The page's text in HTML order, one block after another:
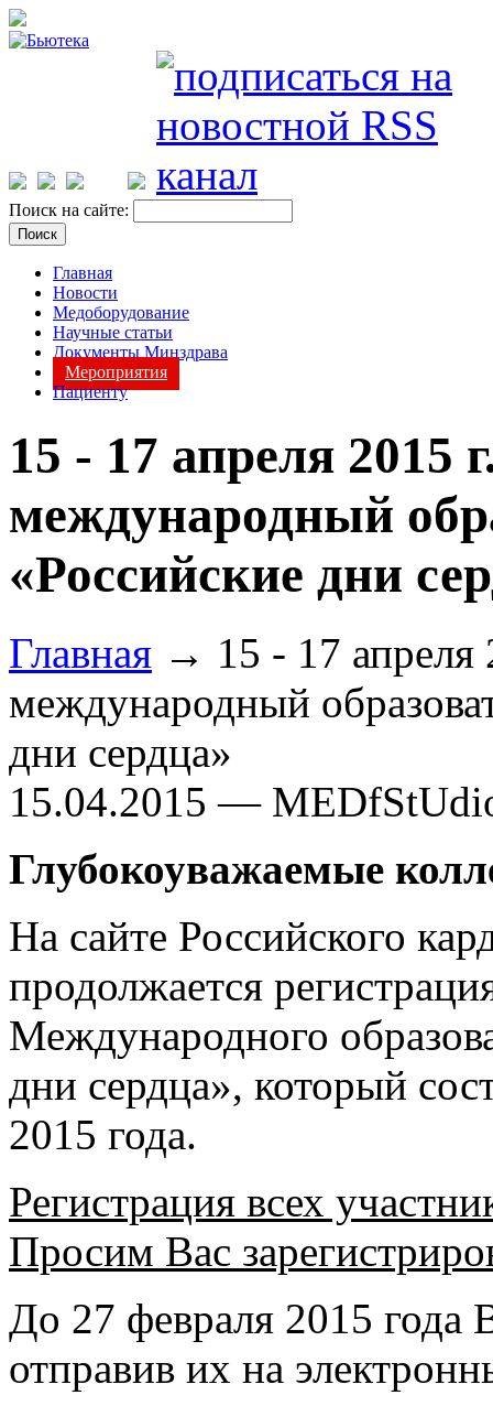
Поиск на сайте:
Главная
Новости
Медоборудование
Научные статьи
Документы Минздрава
Мероприятия
Пациенту
15 - 17 апреля 2015
международный
«Российские дни
Главная → 15 - 17 апреля
международный
дни сердца»
15.04.2015 —
Глубокоуважаемые
На сайте Российского
продолжается
Международного
дни сердца», который
2015 года.
Регистрация всех
Просим Вас
До 27 февраля 2015 года
отправив их на